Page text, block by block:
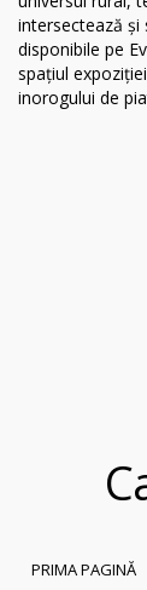
PRIMA PAGINĂ